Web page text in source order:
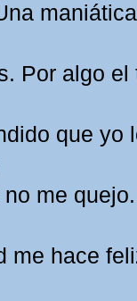
Por algo
que yo
me
me hace